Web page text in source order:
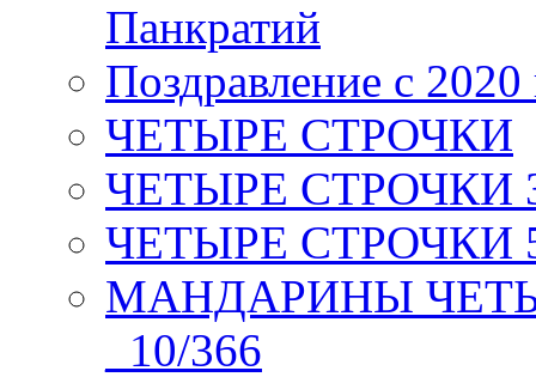
Панкратий
Поздравление с 2020
ЧЕТЫРЕ СТРОЧКИ
ЧЕТЫРЕ СТРОЧКИ 3
ЧЕТЫРЕ СТРОЧКИ 5
МАНДАРИНЫ
_10/366